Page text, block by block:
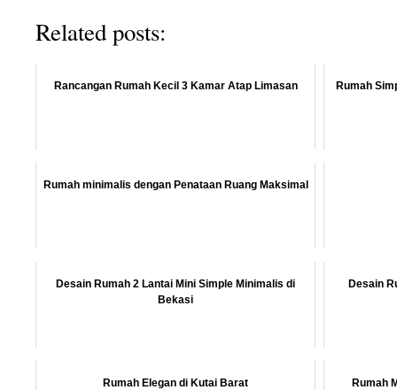
Related posts:
Rancangan Rumah Kecil 3 Kamar Atap Limasan Rumah
Rumah minimalis dengan Penataan Ruang Maksimal
Desain Rumah 2 Lantai Mini Simple Minimalis di
Bekasi
Desain
Rumah Elegan di Kutai Barat Rumah